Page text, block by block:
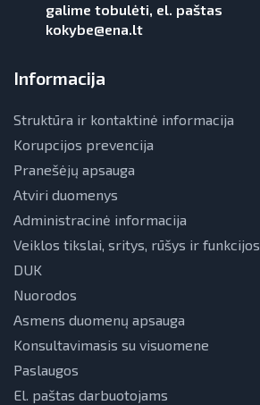
galime tobulėti, el. paštas
kokybe@ena.lt
Informacija
Struktūra ir kontaktinė informacija
Korupcijos prevencija
Pranešėjų apsauga
Atviri duomenys
Administracinė informacija
Veiklos tikslai, sritys, rūšys ir funkcijos
DUK
Nuorodos
Asmens duomenų apsauga
Konsultavimasis su visuomene
Paslaugos
El. paštas darbuotojams